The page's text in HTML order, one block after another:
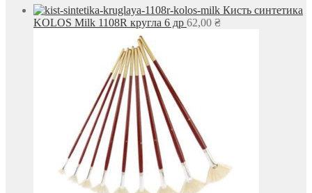
Кисть синтетика
KOLOS Milk 1108R кругла 6 др 62,00 ₴